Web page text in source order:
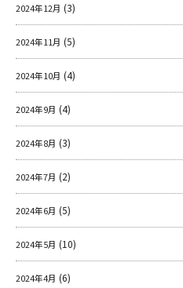
2024年12月 (3)
2024年11月 (5)
2024年10月 (4)
2024年9月 (4)
2024年8月 (3)
2024年7月 (2)
2024年6月 (5)
2024年5月 (10)
2024年4月 (6)